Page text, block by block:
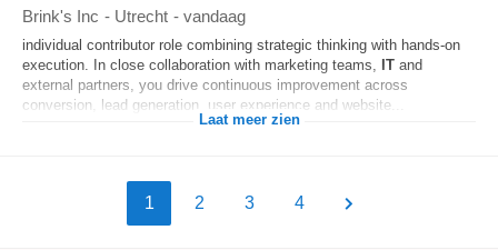
Brink's Inc - Utrecht - vandaag
individual contributor role combining strategic thinking with hands-on
execution. In close collaboration with marketing teams, IT and
external partners, you drive continuous improvement across
conversion, lead generation, user experience and website...
Laat meer zien
1 2 3 4